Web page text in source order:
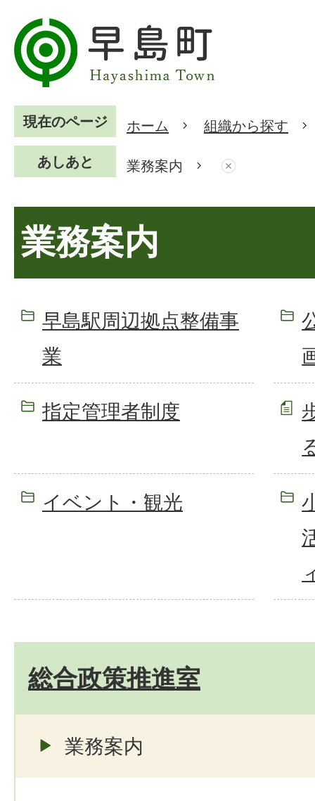
現在のページ ホーム 組織から探す
あしあと 業務案内
業務案内
早島駅周辺拠点整備事
業
指定管理者制度
イベント・観光
総合政策推進室
業務案内